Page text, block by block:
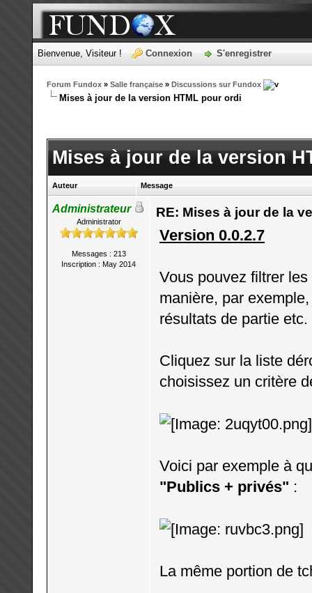
Bienvenue, Visiteur ! Connexion S'enregistrer
Forum Fundox» Salle française» Discussions sur Fundox
Mises à jour de la version HTML pour ordi
Mises à jour de la version
Auteur Message
Administrateur
Administrator
Messages : 213
Inscription : May 2014
RE: Mises à jour de la
Version 0.0.2.7
Vous pouvez filtrer
manière, par
résultats de partie etc.
Cliquez sur la liste
choisissez un critère
Voici par exemple à
"Publics + privés" :
La même portion de